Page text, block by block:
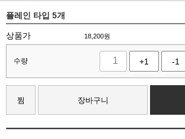
플레인 타입 5개
상품가 18,200원
수량 +1 -1
찜 장바구니